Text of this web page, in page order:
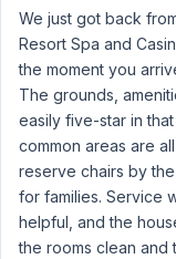
We just got back
Resort Spa and
the moment you
The grounds,
easily five-star in
common areas are
reserve chairs by
for families. Service
helpful, and the
the rooms clean and